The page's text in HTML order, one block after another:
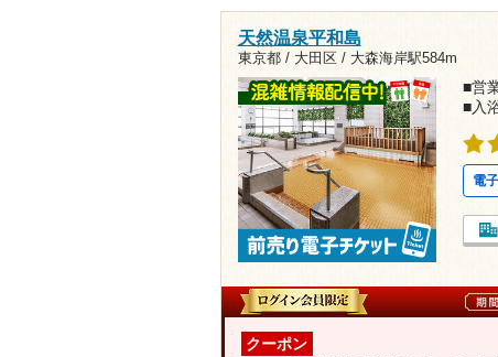
天然温泉平和島
東京都 / 大田区 / 大森海岸駅584m
■営
■入
電
クーポン